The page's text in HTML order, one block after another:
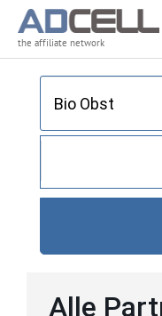
the affiliate network
Alle